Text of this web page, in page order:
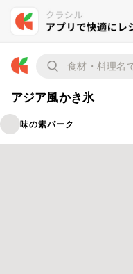
アジア風かき氷
味の素パーク